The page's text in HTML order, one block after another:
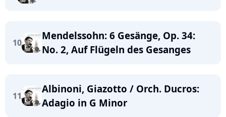
10
Mendelssohn: 6 Gesänge, Op. 34:
No. 2, Auf Flügeln des Gesanges
11
Albinoni, Giazotto / Orch. Ducros:
Adagio in G Minor